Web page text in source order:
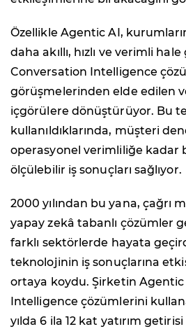
Özellikle Agentic AI,
daha akıllı, hızlı ve verimli
Conversation Intelligence
görüşmelerinden elde edilen
içgörülere dönüştürüyor. Bu
kullanıldıklarında, müşteri
operasyonel verimliliğe kadar
ölçülebilir iş sonuçları sağlıyor.
2000 yılından bu yana, çağrı
yapay zekâ tabanlı çözümler
farklı sektörlerde hayata
teknolojinin iş sonuçlarına
ortaya koydu. Şirketin
Intelligence çözümlerini
yılda 6 ila 12 kat yatırım